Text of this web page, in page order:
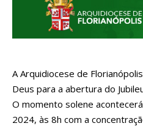
A Arquidiocese de
Deus para a abertura do
O momento solene
2024, às 8h com a